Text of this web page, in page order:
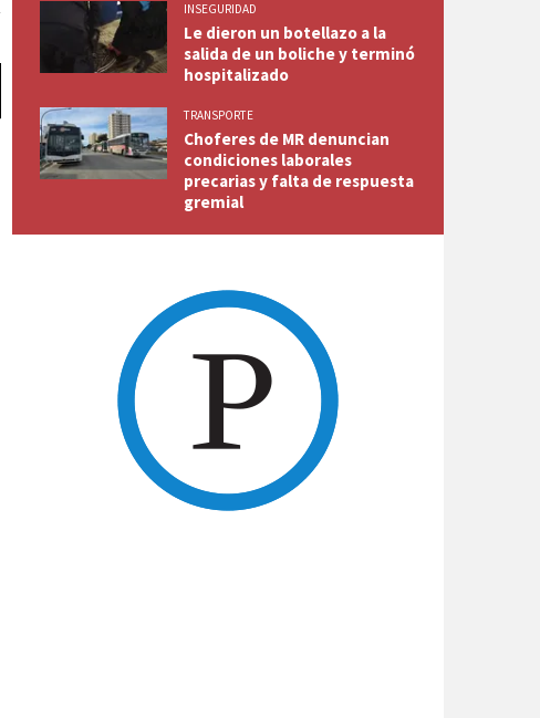
INSEGURIDAD
Le dieron un botellazo a la
salida de un boliche y terminó
hospitalizado
TRANSPORTE
Choferes de MR denuncian
condiciones laborales
precarias y falta de respuesta
gremial